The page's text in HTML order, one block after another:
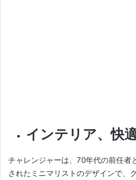
インテリア、快
チャレンジャーは、70年代の前任者
されたミニマリストのデザインで、